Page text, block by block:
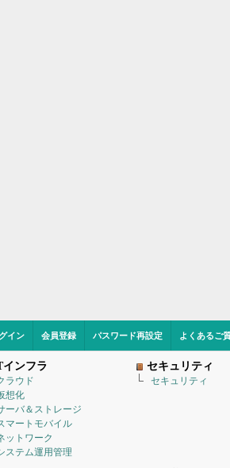
イン 会員登録 パスワード再設定 よくあるご
インフラ
ラウド
想化
ーバ＆ストレージ
マートモバイル
ットワーク
ステム運用管理
セキュリティ
セキュリティ